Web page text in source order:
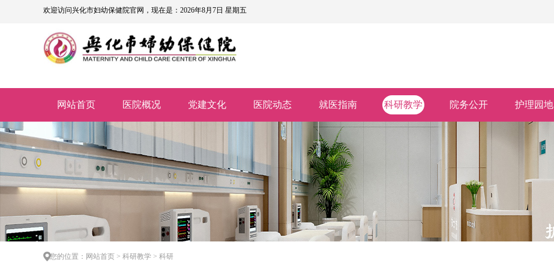
欢迎访问兴化市妇幼保健院官网，现在是：2026年8月7日 星期五
网站首页 医院概况 党建文化 医院动态 就医指南 科研教学 院务公开 护理园地
您的位置：网站首页 > 科研教学 > 科研